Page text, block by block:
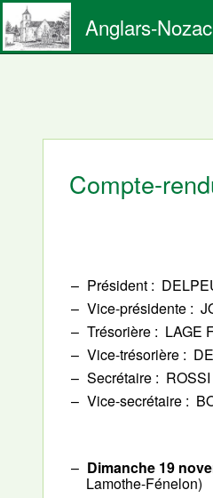
Anglars-Nozac
Compte-
Président
Vice-présidente
Trésorière
LAGE
Vice-trésorière
Secrétaire
ROSSI
Vice-secrétaire
Dimanche 19
Lamothe-Fénelon)